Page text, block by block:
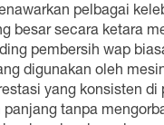
pelbagai
besar secara ketara
pembersih wap
digunakan oleh
yang konsisten
tanpa